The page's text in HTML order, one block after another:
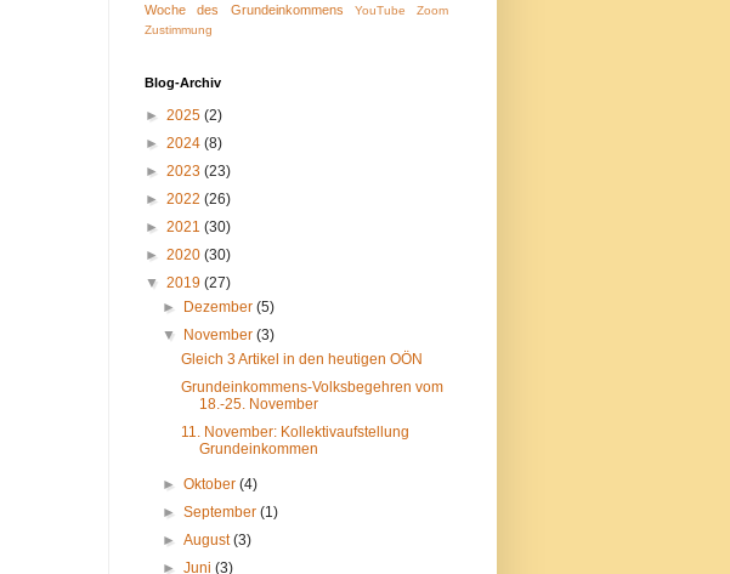
Woche des Grundeinkommens YouTube
Zoom
Zustimmung
Blog-Archiv
► 2025 (2)
► 2024 (8)
► 2023 (23)
► 2022 (26)
► 2021 (30)
► 2020 (30)
▼ 2019 (27)
► Dezember(5)
▼ November(3)
Gleich 3 Artikel in den heutigen OÖN
Grundeinkommens-Volksbegehren vom
18.-25. November
11. November: Kollektivaufstellung
Grundeinkommen
►Oktober(4)
►September(1)
►August(3)
►Juni(3)